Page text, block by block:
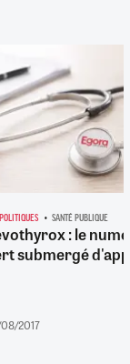
POLITIQUES SANTÉ PUBLIQUE
: le
submergé
2017